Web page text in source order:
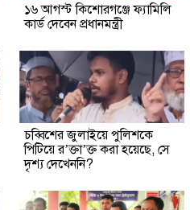
১৬ আগস্ট কিশোরগঞ্জে ফ্যামিলি
কার্ড দেবেন প্রধানমন্ত্রী
চব্বিশের জুলাইয়ে পুলিশকে
পিটিয়ে র’ক্তা’ক্ত করা হয়েছে, সে
দৃশ্য দেখেননি?